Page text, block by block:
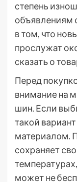
степень
объявлениям
в том, что
прослужат
сказать о
Перед
внимание на
шин. Если
такой
материалом.
сохраняет
может не